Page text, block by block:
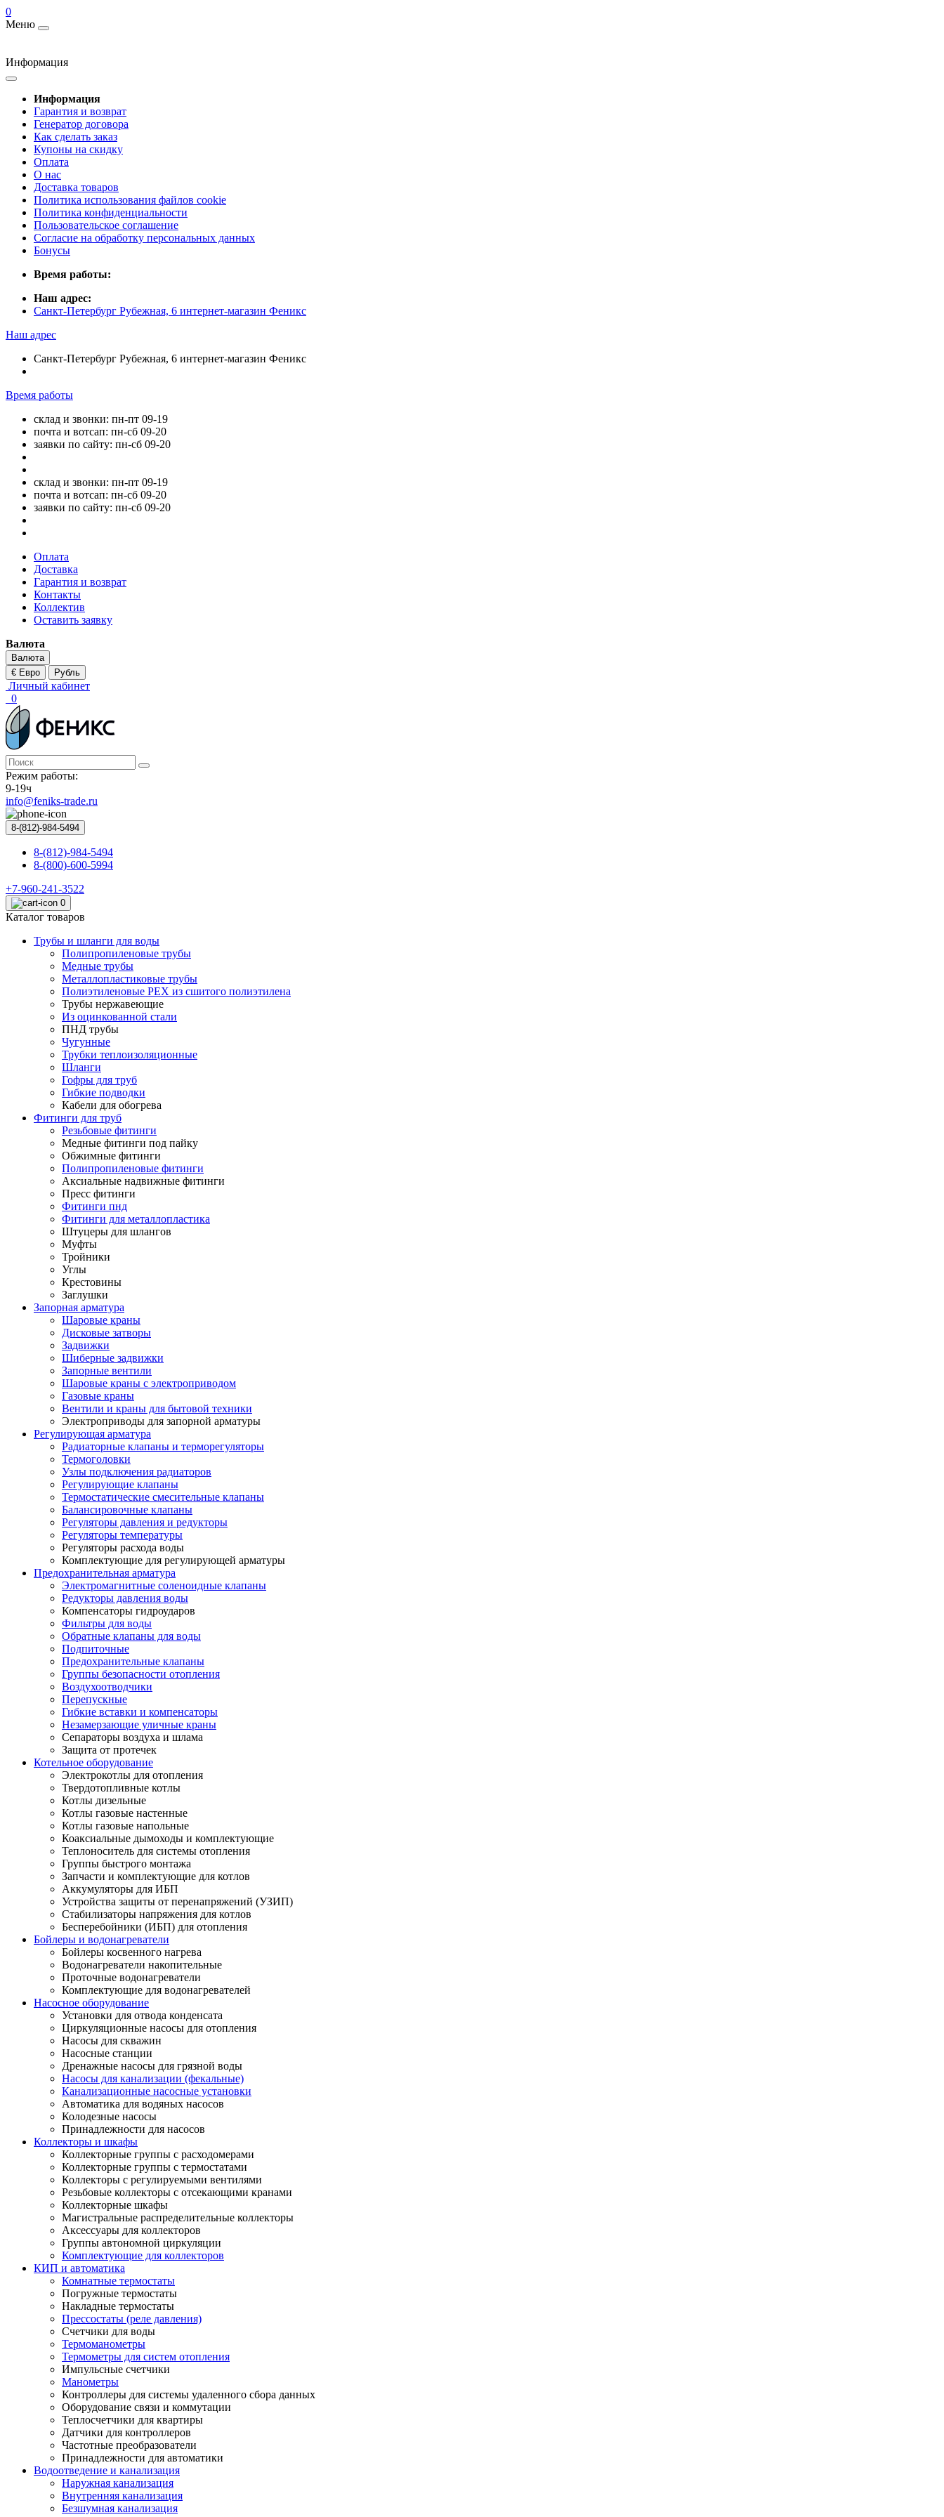
0
Меню
Информация
Информация
Гарантия и возврат
Генератор договора
Как сделать заказ
Купоны на скидку
Оплата
О нас
Доставка товаров
Политика использования файлов cookie
Политика конфиденциальности
Пользовательское соглашение
Согласие на обработку персональных данных
Бонусы
Время работы:
Наш адрес:
Санкт-Петербург Рубежная, 6 интернет-магазин Феникс
Наш адрес
Санкт-Петербург Рубежная, 6 интернет-магазин Феникс
Время работы
склад и звонки: пн-пт 09-19
почта и вотсап: пн-сб 09-20
заявки по сайту: пн-сб 09-20
склад и звонки: пн-пт 09-19
почта и вотсап: пн-сб 09-20
заявки по сайту: пн-сб 09-20
Оплата
Доставка
Гарантия и возврат
Контакты
Коллектив
Оставить заявку
Валюта
Валюта
€ Евро
Рубль
Личный кабинет
0
Режим работы:
9-19ч
info@feniks-trade.ru
8-(812)-984-5494
8-(812)-984-5494
8-(800)-600-5994
+7-960-241-3522
0
Каталог товаров
Трубы и шланги для воды
Полипропиленовые трубы
Медные трубы
Металлопластиковые трубы
Полиэтиленовые PEX из сшитого полиэтилена
Трубы нержавеющие
Из оцинкованной стали
ПНД трубы
Чугунные
Трубки теплоизоляционные
Шланги
Гофры для труб
Гибкие подводки
Кабели для обогрева
Фитинги для труб
Резьбовые фитинги
Медные фитинги под пайку
Обжимные фитинги
Полипропиленовые фитинги
Аксиальные надвижные фитинги
Пресс фитинги
Фитинги пнд
Фитинги для металлопластика
Штуцеры для шлангов
Муфты
Тройники
Углы
Крестовины
Заглушки
Запорная арматура
Шаровые краны
Дисковые затворы
Задвижки
Шиберные задвижки
Запорные вентили
Шаровые краны с электроприводом
Газовые краны
Вентили и краны для бытовой техники
Электроприводы для запорной арматуры
Регулирующая арматура
Радиаторные клапаны и терморегуляторы
Термоголовки
Узлы подключения радиаторов
Регулирующие клапаны
Термостатические смесительные клапаны
Балансировочные клапаны
Регуляторы давления и редукторы
Регуляторы температуры
Регуляторы расхода воды
Комплектующие для регулирующей арматуры
Предохранительная арматура
Электромагнитные соленоидные клапаны
Редукторы давления воды
Компенсаторы гидроударов
Фильтры для воды
Обратные клапаны для воды
Подпиточные
Предохранительные клапаны
Группы безопасности отопления
Воздухоотводчики
Перепускные
Гибкие вставки и компенсаторы
Незамерзающие уличные краны
Сепараторы воздуха и шлама
Защита от протечек
Котельное оборудование
Электрокотлы для отопления
Твердотопливные котлы
Котлы дизельные
Котлы газовые настенные
Котлы газовые напольные
Коаксиальные дымоходы и комплектующие
Теплоноситель для системы отопления
Группы быстрого монтажа
Запчасти и комплектующие для котлов
Аккумуляторы для ИБП
Устройства защиты от перенапряжений (УЗИП)
Стабилизаторы напряжения для котлов
Бесперебойники (ИБП) для отопления
Бойлеры и водонагреватели
Бойлеры косвенного нагрева
Водонагреватели накопительные
Проточные водонагреватели
Комплектующие для водонагревателей
Насосное оборудование
Установки для отвода конденсата
Циркуляционные насосы для отопления
Насосы для скважин
Насосные станции
Дренажные насосы для грязной воды
Насосы для канализации (фекальные)
Канализационные насосные установки
Автоматика для водяных насосов
Колодезные насосы
Принадлежности для насосов
Коллекторы и шкафы
Коллекторные группы с расходомерами
Коллекторные группы с термостатами
Коллекторы с регулируемыми вентилями
Резьбовые коллекторы с отсекающими кранами
Коллекторные шкафы
Магистральные распределительные коллекторы
Аксессуары для коллекторов
Группы автономной циркуляции
Комплектующие для коллекторов
КИП и автоматика
Комнатные термостаты
Погружные термостаты
Накладные термостаты
Прессостаты (реле давления)
Счетчики для воды
Термоманометры
Термометры для систем отопления
Импульсные счетчики
Манометры
Контроллеры для системы удаленного сбора данных
Оборудование связи и коммутации
Теплосчетчики для квартиры
Датчики для контроллеров
Частотные преобразователи
Принадлежности для автоматики
Водоотведение и канализация
Наружная канализация
Внутренняя канализация
Безшумная канализация